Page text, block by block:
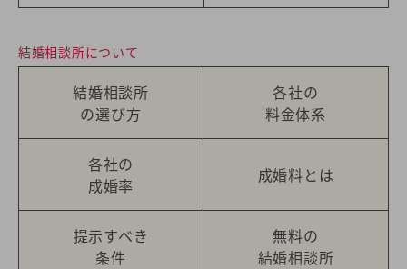
結婚相談所について
結婚相談所
の選び方
各社の
料金体系
各社の
成婚率
成婚料とは
提示すべき
条件
無料の
結婚相談所